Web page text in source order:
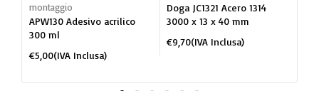
montaggio
APW130 Adesivo acrilico
300 ml
€5,00(IVA Inclusa)
Doga JC1321 Acero 1314
3000 x 13 x 40 mm
€9,70(IVA Inclusa)